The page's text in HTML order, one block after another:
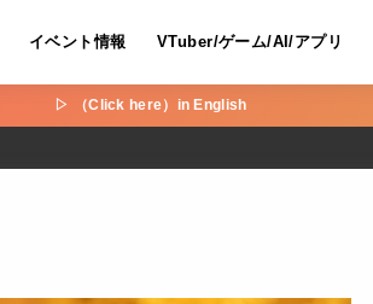
イベント情報 VTuber/ゲーム/AI/アプリ
▷ （Click here）in English